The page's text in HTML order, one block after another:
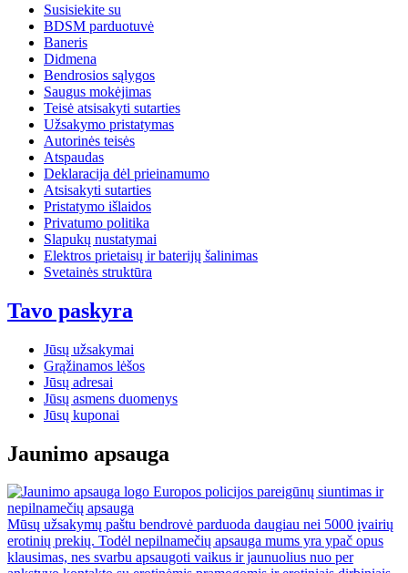
Susisiekite su
BDSM parduotuvė
Baneris
Didmena
Bendrosios sąlygos
Saugus mokėjimas
Teisė atsisakyti sutarties
Užsakymo pristatymas
Autorinės teisės
Atspaudas
Deklaracija dėl prieinamumo
Atsisakyti sutarties
Pristatymo išlaidos
Privatumo politika
Slapukų nustatymai
Elektros prietaisų ir baterijų šalinimas
Svetainės struktūra
Tavo paskyra
Jūsų užsakymai
Grąžinamos lėšos
Jūsų adresai
Jūsų asmens duomenys
Jūsų kuponai
Jaunimo apsauga
Europos policijos pareigūnų siuntimas ir
nepilnamečių apsauga
Mūsų užsakymų paštu bendrovė parduoda daugiau nei 5000 įvairių
erotinių prekių. Todėl nepilnamečių apsauga mums yra ypač opus
klausimas, nes svarbu apsaugoti vaikus ir jaunuolius nuo per